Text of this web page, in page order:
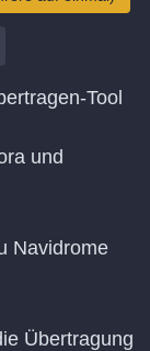
Tool
und
Navidrome
Übertragung